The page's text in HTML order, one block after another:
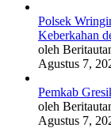
Polsek
Keberkahan
oleh
Agustus 7,
Pemkab
oleh
Agustus 7,